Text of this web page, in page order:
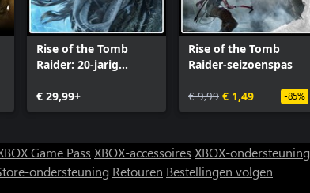
Rise of the Tomb
Raider: 20-jarig
€ 29,99+
Rise of the Tomb
Raider-seizoenspas
€ 9,99 € 1,49 -85%
Game Pass XBOX-accessoires XBOX-ondersteuning
ondersteuning Retouren Bestellingen volgen